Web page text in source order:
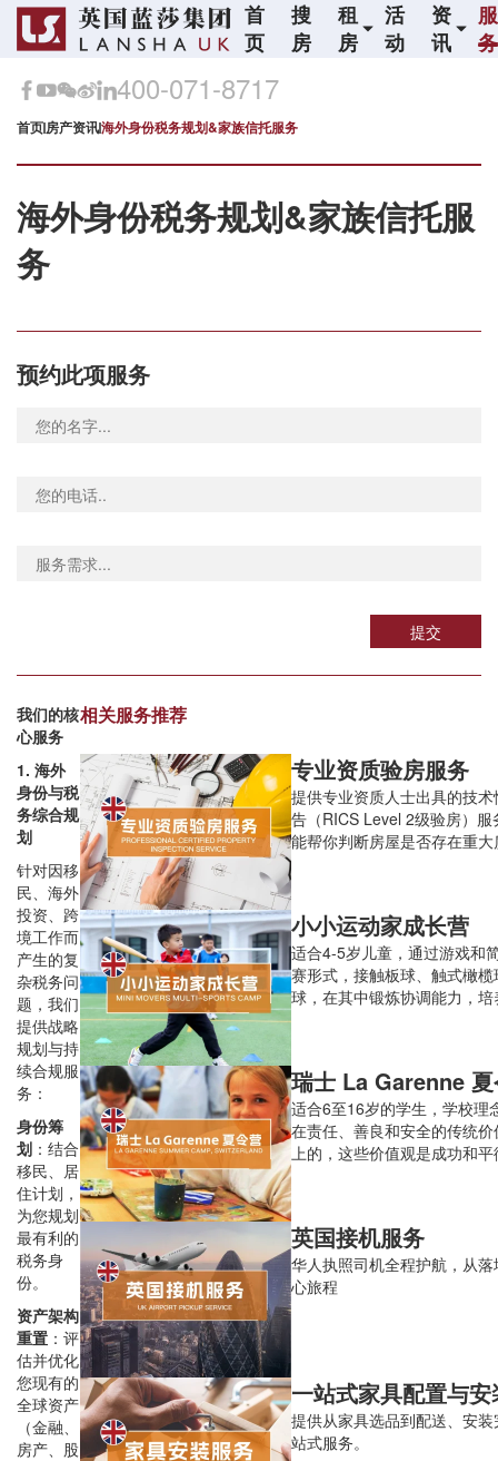
首
页
搜
房
租
房
活
动
资
讯
服
务
400-071-8717
首页房产资讯海外身份税务规划&家族信托服务
海外身份税务规划&家族信托服
务
预约此项服务
提交
我们的核
心服务
1. 海外
身份与税
务综合规
划
针对因移
民、海外
投资、跨
境工作而
产生的复
杂税务问
题，我们
提供战略
规划与持
续合规服
务：
身份筹
划 ：结合
移民、居
住计划，
为您规划
最有利的
税务身
份。
资产架构
重置 ：评
估并优化
您现有的
全球资产
（金融、
房产、股
相关服务推荐
专业资质验房服务
提供专业资质人士出具的技
告（RICS Level 2级验房）服
能帮你判断房屋是否存在重
小小运动家成长营
适合4-5岁儿童，通过游戏和
赛形式，接触板球、触式橄
球，在其中锻炼协调能力，
瑞士 La Garenne
适合6至16岁的学生，学校理
在责任、善良和安全的传统
上的，这些价值观是成功和
英国接机服务
华人执照司机全程护航，从
心旅程
一站式家具配置与
提供从家具选品到配送、安
站式服务。